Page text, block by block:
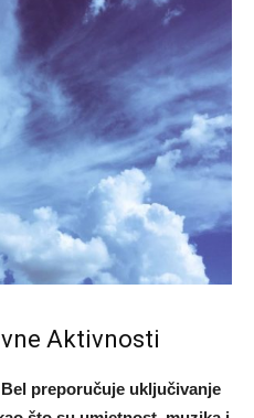
Aktivnosti
preporučuje uključivanje